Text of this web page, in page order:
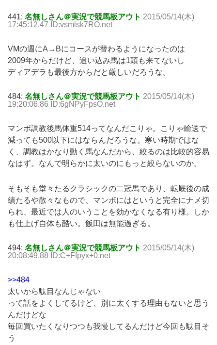
441: 名無しさん＠実況で競馬板アウト 2015/05/14(木)
17:45:12.47 ID:vsmlsk7RO.net
VMの週にA→Bにコースが替わるようになったのは
2009年からだけど、追い込み馬は1頭も来てないし
ディアデラも最後方からだと厳しいだろうな。
484: 名無しさん＠実況で競馬板アウト 2015/05/14(木)
19:20:06.86 ID:6gNPyFpsO.net
マンボ調教後馬体重514ってなんだこりゃ。こりゃ輸送で
減っても500以下にはならんだろうな。寒い時期ではな
く、調教はかなり動く馬なんだから、絞るのは比較的容易
なはず。なんで明らかに太いのにもっと絞らないのか。
そもそも堂々たるクラシックの二冠馬であり、転厩後の成
績たるや散々なもので、マンボにはというと完全にナメ切
られ、最近では人のいうことを効かなくなる有り様。しか
も仕上げ自体も酷い。飯田は無能過ぎる。
494: 名無しさん＠実況で競馬板アウト 2015/05/14(木)
20:08:49.88 ID:C+Ffpyx+0.net
>>484
太いから駄目なんじゃない
って話をよくしてるけど、別に太くする理由もないと思う
んだけどな
毎回買いたくなりつつも我慢してるんだけど今回も駄目そ
う